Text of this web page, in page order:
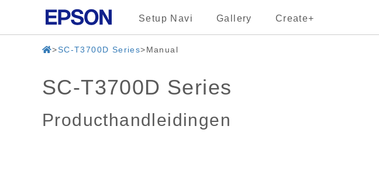
Setup Navi Gallery Create+
SC-T3700D Series Manual
SC-T3700D Series
Producthandleidingen